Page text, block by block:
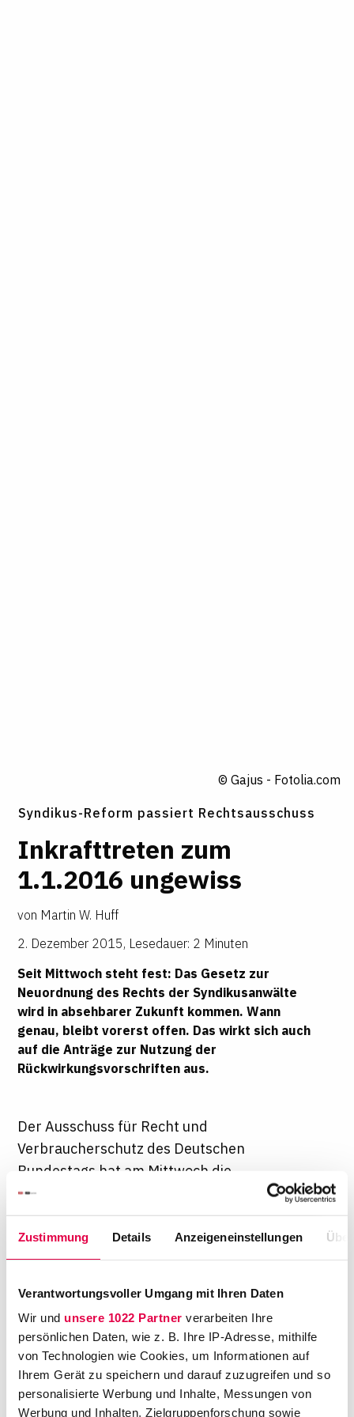
Zustimmung Details Anzeigeneinstellungen
Verantwortungsvoller Umgang mit Ihren Daten
Wir und unsere 1022 Partner verarbeiten Ihre
persönlichen Daten, wie z. B. Ihre IP-Adresse, mithilfe
von Technologien wie Cookies, um Informationen auf
Ihrem Gerät zu speichern und darauf zuzugreifen und so
personalisierte Werbung und Inhalte, Messungen von
Werbung und Inhalten, Zielgruppenforschung sowie
© Gajus - Fotolia.com
Syndikus-Reform passiert Rechtsausschuss
Inkraft­t­reten zum
1.1.2016 unge­wiss
von Martin W. Huff
2. Dezember 2015, Lesedauer: 2 Minuten
Seit Mittwoch steht fest: Das Gesetz zur
Neuordnung des Rechts der Syndikusanwälte
wird in absehbarer Zukunft kommen. Wann
genau, bleibt vorerst offen. Das wirkt sich auch
auf die Anträge zur Nutzung der
Rückwirkungsvorschriften aus.
Der Ausschuss für Recht und
Verbraucherschutz des Deutschen
Bundestags hat am Mittwoch die
Beschlussempfehlung der Berichterstatter zu
Änderungen beim Gesetz zur Neuordnung des
Rechts der Syndikusanwälte so angenommen,
wie zuletzt in der Reform vorgesehen.
Beschlussempfehlungen nunmehr in einer 28-
seitigen Stellungnahme, die der Redaktion
vorliegt. Offen ist allerdings noch das
geplante Inkrafttreten des Gesetzes zum 1.
Januar 2016. Dies liegt an den